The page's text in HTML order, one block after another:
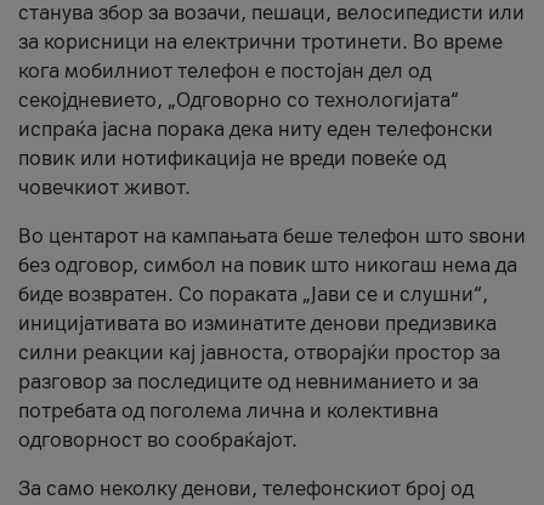
станува збор за возачи, пешаци, велосипедисти или
за корисници на електрични тротинети. Во време
кога мобилниот телефон е постојан дел од
секојдневието, „Одговорно со технологијата“
испраќа јасна порака дека ниту еден телефонски
повик или нотификација не вреди повеќе од
човечкиот живот.
Во центарот на кампањата беше телефон што ѕвони
без одговор, симбол на повик што никогаш нема да
биде возвратен. Со пораката „Јави се и слушни“,
иницијативата во изминатите денови предизвика
силни реакции кај јавноста, отворајќи простор за
разговор за последиците од невниманието и за
потребата од поголема лична и колективна
одговорност во сообраќајот.
За само неколку денови, телефонскиот број од